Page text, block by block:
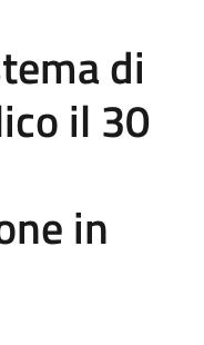
di
il 30
in